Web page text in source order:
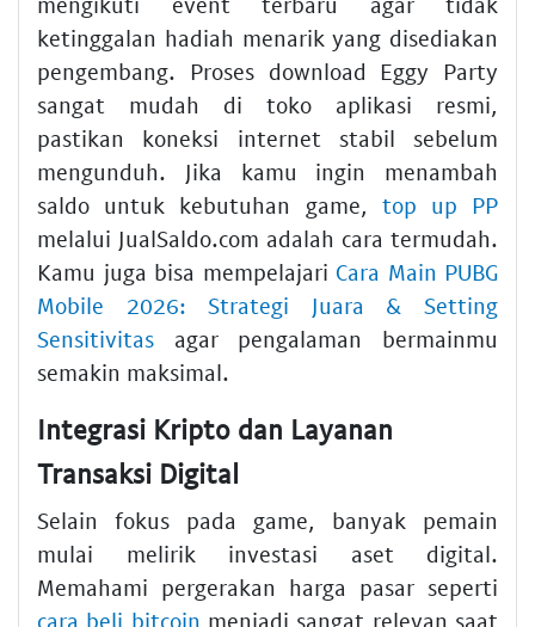
ketinggalan hadiah menarik yang disediakan
pengembang. Proses download Eggy Party
sangat mudah di toko aplikasi resmi,
pastikan koneksi internet stabil sebelum
mengunduh. Jika kamu ingin menambah
saldo untuk kebutuhan game, top up PP
melalui JualSaldo.com adalah cara termudah.
Kamu juga bisa mempelajari Cara Main PUBG
Mobile 2026: Strategi Juara & Setting
Sensitivitas agar pengalaman bermainmu
semakin maksimal.
Integrasi Kripto dan Layanan
Transaksi Digital
Selain fokus pada game, banyak pemain
mulai melirik investasi aset digital.
Memahami pergerakan harga pasar seperti
cara beli bitcoin menjadi sangat relevan saat